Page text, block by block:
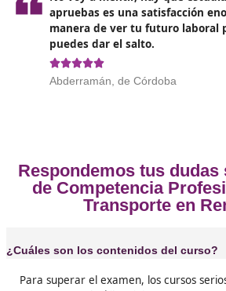
❝
Este título me ha dado
que ya sabes hacer, y
  